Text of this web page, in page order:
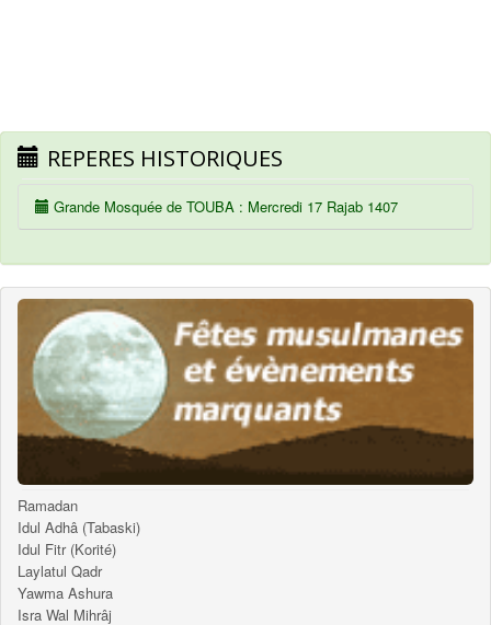
REPERES HISTORIQUES
Grande Mosquée de TOUBA : Mercredi 17 Rajab 1407
Ramadan
Idul Adhâ (Tabaski)
Idul Fitr (Korité)
Laylatul Qadr
Yawma Ashura
Isra Wal Mihrâj